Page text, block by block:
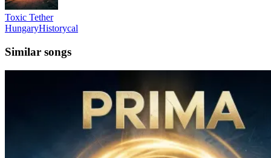
Toxic Tether
HungaryHistorycal
Similar songs